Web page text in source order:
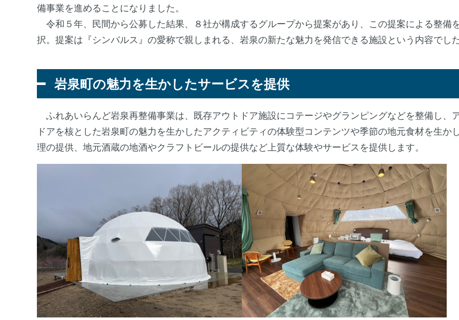
備事業を進めることになりました。
令和５年、民間から公募した結果、８社が構成するグループから提案があり、この提案による整備
択。提案は『シンバルス』の愛称で親しまれる、岩泉の新たな魅力を発信できる施設という内容でした
岩泉町の魅力を生かしたサービスを提供
ふれあいらんど岩泉再整備事業は、既存アウトドア施設にコテージやグランピングなどを整備し、
ドアを核とした岩泉町の魅力を生かしたアクティビティの体験型コンテンツや季節の地元食材を生か
理の提供、地元酒蔵の地酒やクラフトビールの提供など上質な体験やサービスを提供します。